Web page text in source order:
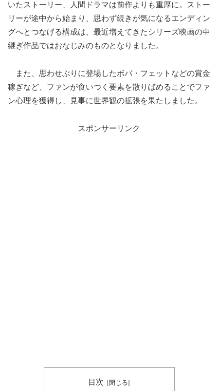
いたストーリー、人間ドラマは前作よりも重厚に。ストー
リーが途中から始まり、思わず続きが気になるエンディン
グへとつなげる構成は、最近増えてきたシリーズ映画の中
継ぎ作品ではおなじみのものとなりました。
また、思わせぶりに登場したボバ・フェットなどの賞金
稼ぎなど、ファンが食いつく要素を散りばめることでファ
ン心理を獲得し、見事に世界観の拡張を果たしました。
スポンサーリンク
目次